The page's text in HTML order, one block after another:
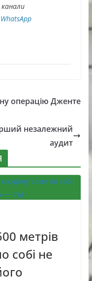
WhatsApp
операцію Дженте
незалежний
аудит
метрів
собі не